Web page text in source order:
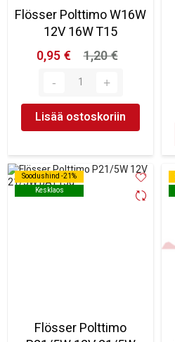
Flösser Polttimo W16W
12V 16W T15
0,95 €
1,20 €
Lisää ostoskoriin
Soodushind -21%
Kesklaos
Soodushind -21%
Kesklaos
Flösser Polttimo